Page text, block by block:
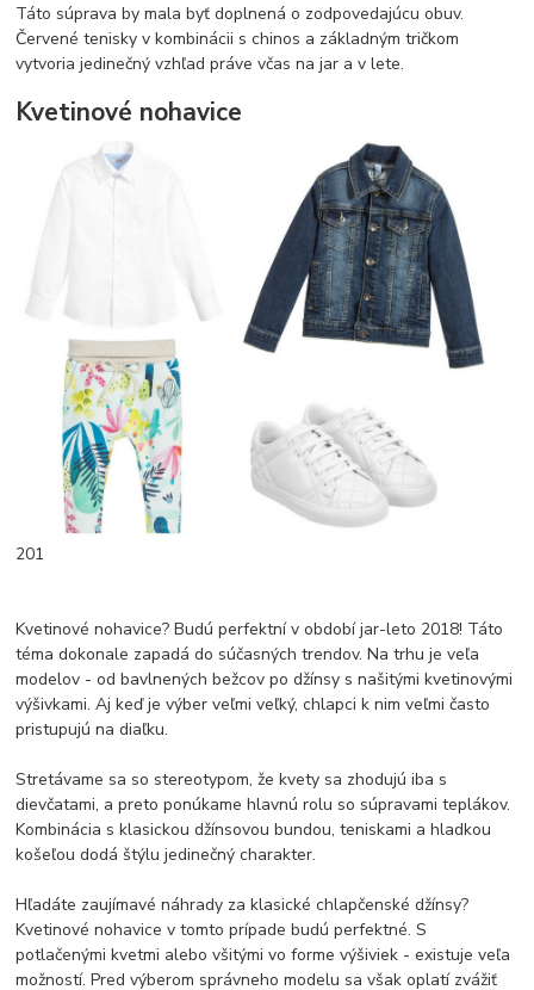
Táto súprava by mala byť doplnená o zodpovedajúcu obuv.
Červené tenisky v kombinácii s chinos a základným tričkom
vytvoria jedinečný vzhľad práve včas na jar a v lete.
Kvetinové nohavice
201
Kvetinové nohavice? Budú perfektní v období jar-leto 2018! Táto
téma dokonale zapadá do súčasných trendov. Na trhu je veľa
modelov - od bavlnených bežcov po džínsy s našitými kvetinovými
výšivkami. Aj keď je výber veľmi veľký, chlapci k nim veľmi často
pristupujú na diaľku.
Stretávame sa so stereotypom, že kvety sa zhodujú iba s
dievčatami, a preto ponúkame hlavnú rolu so súpravami teplákov.
Kombinácia s klasickou džínsovou bundou, teniskami a hladkou
košeľou dodá štýlu jedinečný charakter.
Hľadáte zaujímavé náhrady za klasické chlapčenské džínsy?
Kvetinové nohavice v tomto prípade budú perfektné. S
potlačenými kvetmi alebo všitými vo forme výšiviek - existuje veľa
možností. Pred výberom správneho modelu sa však oplatí zvážiť